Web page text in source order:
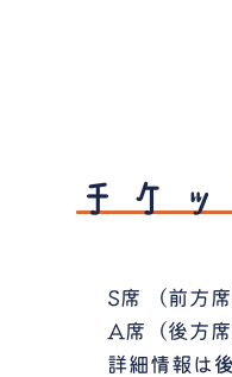
チケ
S席 （前方
A席（後方
詳細情報は